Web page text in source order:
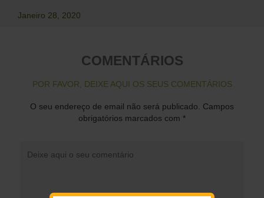
Janeiro 28, 2020
COMENTÁRIOS
POR FAVOR, DEIXE AQUI OS SEUS COMENTÁRIOS
O seu endereço de email não será publicado.
Campos
obrigatórios marcados com *